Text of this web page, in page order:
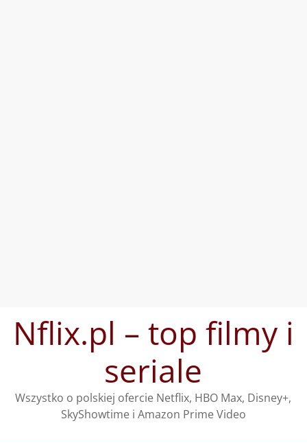
treściNflix.pl – top filmy i
seriale
Wszystko o polskiej ofercie Netflix, HBO Max, Disney+,
SkyShowtime i Amazon Prime Video